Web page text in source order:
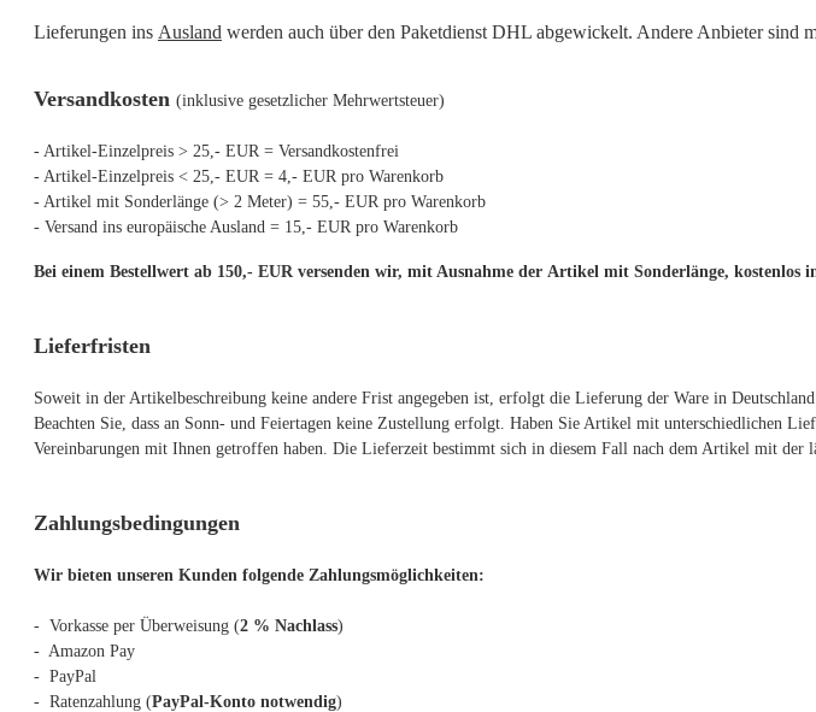
Lieferungen ins Ausland werden auch über den Paketdienst DHL abgewickelt. Andere Anbieter sind
Versandkosten (inklusive gesetzlicher Mehrwertsteuer)
- Artikel-Einzelpreis > 25,- EUR = Versandkostenfrei
- Artikel-Einzelpreis < 25,- EUR = 4,- EUR pro Warenkorb
- Artikel mit Sonderlänge (> 2 Meter) = 55,- EUR pro Warenkorb
- Versand ins europäische Ausland = 15,- EUR pro Warenkorb
Bei einem Bestellwert ab 150,- EUR versenden wir, mit Ausnahme der Artikel mit Sonderlänge, kostenlos
Lieferfristen
Soweit in der Artikelbeschreibung keine andere Frist angegeben ist, erfolgt die Lieferung der Ware in
Beachten Sie, dass an Sonn- und Feiertagen keine Zustellung erfolgt. Haben Sie Artikel mit unterschiedlichen
Vereinbarungen mit Ihnen getroffen haben. Die Lieferzeit bestimmt sich in diesem Fall nach dem Artikel mit der
Zahlungsbedingungen
Wir bieten unseren Kunden folgende Zahlungsmöglichkeiten:
- Vorkasse per Überweisung (2 % Nachlass)
- Amazon Pay
- PayPal
- Ratenzahlung (PayPal-Konto notwendig)